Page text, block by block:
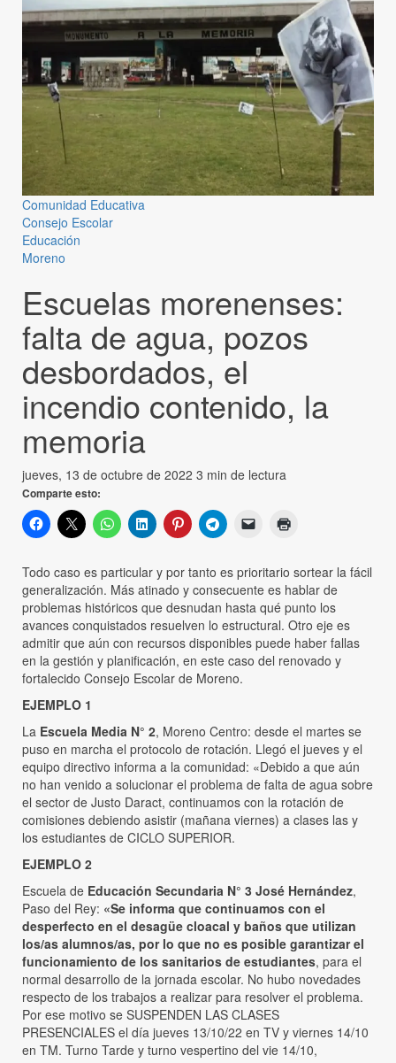
Comunidad Educativa
Consejo Escolar
Educación
Moreno
Escuelas morenenses:
falta de agua, pozos
desbordados, el
incendio contenido, la
memoria
jueves, 13 de octubre de 2022 3 min de lectura
Comparte esto:
Todo caso es particular y por tanto es prioritario sortear la fácil
generalización. Más atinado y consecuente es hablar de
problemas históricos que desnudan hasta qué punto los
avances conquistados resuelven lo estructural. Otro eje es
admitir que aún con recursos disponibles puede haber fallas
en la gestión y planificación, en este caso del renovado y
fortalecido Consejo Escolar de Moreno.
EJEMPLO 1
La Escuela Media N° 2, Moreno Centro: desde el martes se
puso en marcha el protocolo de rotación. Llegó el jueves y el
equipo directivo informa a la comunidad: «Debido a que aún
no han venido a solucionar el problema de falta de agua sobre
el sector de Justo Daract, continuamos con la rotación de
comisiones debiendo asistir (mañana viernes) a clases las y
los estudiantes de CICLO SUPERIOR.
EJEMPLO 2
Escuela de Educación Secundaria N° 3 José Hernández,
Paso del Rey: «Se informa que continuamos con el
desperfecto en el desagüe cloacal y baños que utilizan
los/as alumnos/as, por lo que no es posible garantizar el
funcionamiento de los sanitarios de estudiantes, para el
normal desarrollo de la jornada escolar. No hubo novedades
respecto de los trabajos a realizar para resolver el problema.
Por ese motivo se SUSPENDEN LAS CLASES
PRESENCIALES el día jueves 13/10/22 en TV y viernes 14/10
en TM. Turno Tarde y turno vespertino del vie 14/10,